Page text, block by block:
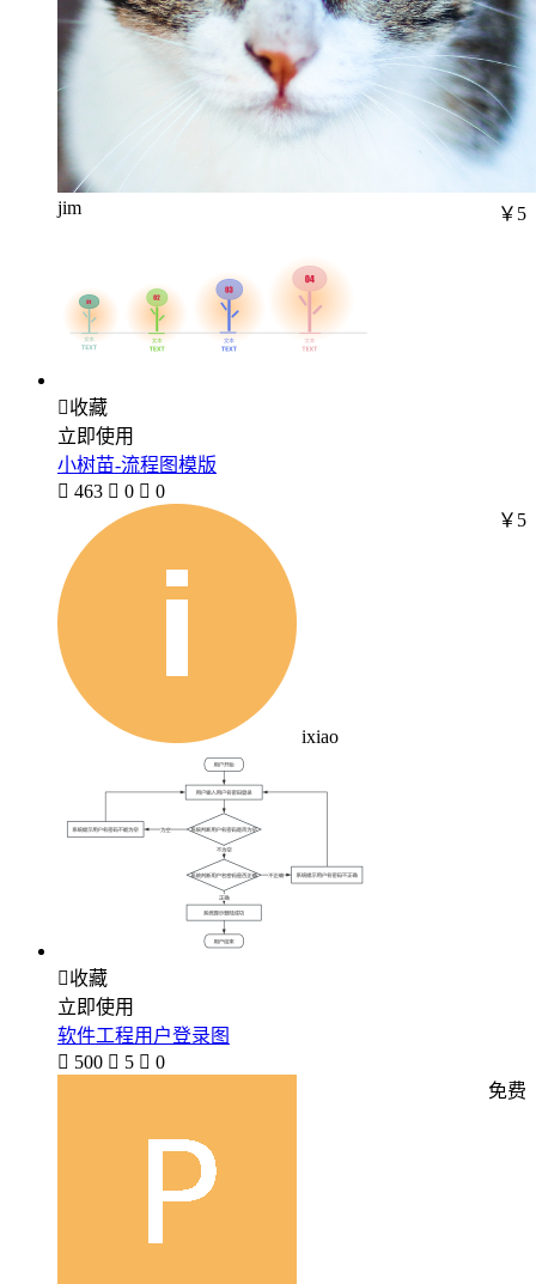
jim ￥5
收藏
立即使用
小树苗-流程图模版
 463  0  0
ixiao
￥5
收藏
立即使用
软件工程用户登录图
 500  5  0
免费